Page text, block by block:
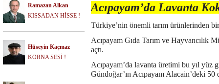
Ramazan Alkan
KISSADAN HİSSE !
Hüseyin Kaçmaz
KORNA SESİ !
Acıpayam’da Lavanta
Türkiye’nin önemli tarım ürünlerinden
Acıpayam Gıda Tarım ve Hayvancılık
açtı.
Acıpayam’da lavanta üretimi bu yıl yüz
Gündoğar’ın Acıpayam Alacain’deki